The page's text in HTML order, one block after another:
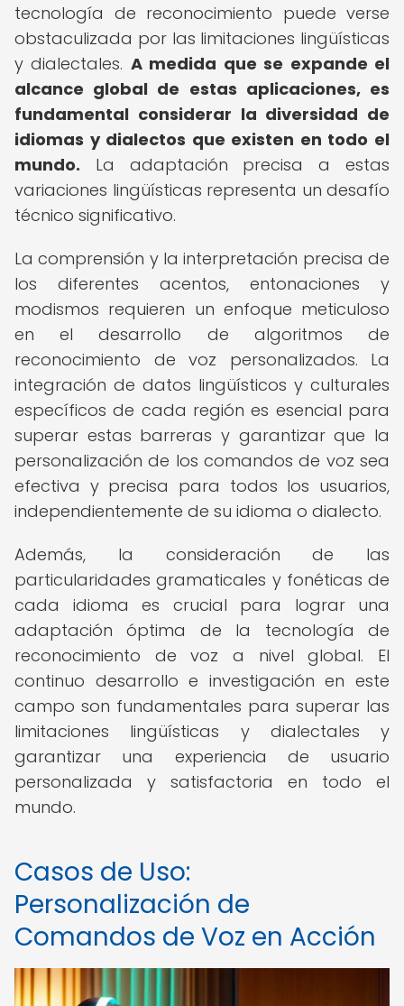
tecnología de reconocimiento puede verse
obstaculizada por las limitaciones lingüísticas
y dialectales. A medida que se expande el
alcance global de estas aplicaciones, es
fundamental considerar la diversidad de
idiomas y dialectos que existen en todo el
mundo. La adaptación precisa a estas
variaciones lingüísticas representa un desafío
técnico significativo.
La comprensión y la interpretación precisa de
los diferentes acentos, entonaciones y
modismos requieren un enfoque meticuloso
en el desarrollo de algoritmos de
reconocimiento de voz personalizados. La
integración de datos lingüísticos y culturales
específicos de cada región es esencial para
superar estas barreras y garantizar que la
personalización de los comandos de voz sea
efectiva y precisa para todos los usuarios,
independientemente de su idioma o dialecto.
Además, la consideración de las
particularidades gramaticales y fonéticas de
cada idioma es crucial para lograr una
adaptación óptima de la tecnología de
reconocimiento de voz a nivel global. El
continuo desarrollo e investigación en este
campo son fundamentales para superar las
limitaciones lingüísticas y dialectales y
garantizar una experiencia de usuario
personalizada y satisfactoria en todo el
mundo.
Casos de Uso:
Personalización de
Comandos de Voz en Acción